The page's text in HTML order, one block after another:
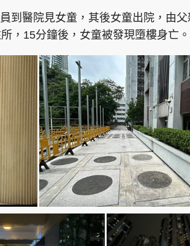
到醫院見女童，其後女童出院，由父
，15分鐘後，女童被發現墮樓身亡。